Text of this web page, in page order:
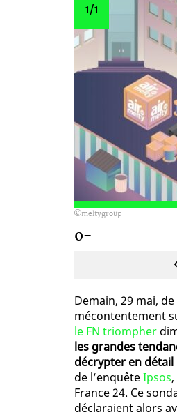
meltygroup
1/1
0-
Demain, 29 mai,
mécontentement
le FN triompher
les grandes
décrypter en
de l’enquêteIpsos
France 24. Ce
déclaraient alors